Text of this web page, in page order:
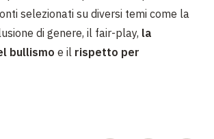
selezionati su diversi temi come la
di genere, il fair-play, la
bullismo e il rispetto per